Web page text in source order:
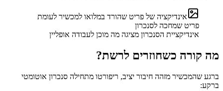
אינדיקציה של פריט שהורד במלואו למכשיר לעומת
פריט שמחכה לסנכרון
אינדיקציית הסנכרון מציגה מה מוכן לעבודה אופליין
מה קורה כשחוזרים לרשת?
ברגע שהמכשיר מזהה חיבור יציב, ריפורטו מתחילה סנכרון אוטומטי
ברקע: